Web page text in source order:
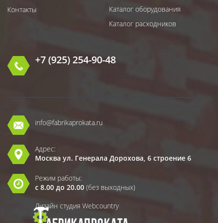
Контакты
Каталог оборудования
Каталог расходников
+7 (925) 254-90-48
info@fabrikaprokata.ru
Адрес:
Москва ул. Генерала Дорохова, 6 строение 6
Режим работы:
с 8.00 до 20.00 (без выходных)
Дизайн студия Webcountry